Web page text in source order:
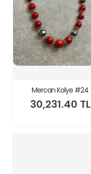
Mercan Kolye #24
30,231.40 TL